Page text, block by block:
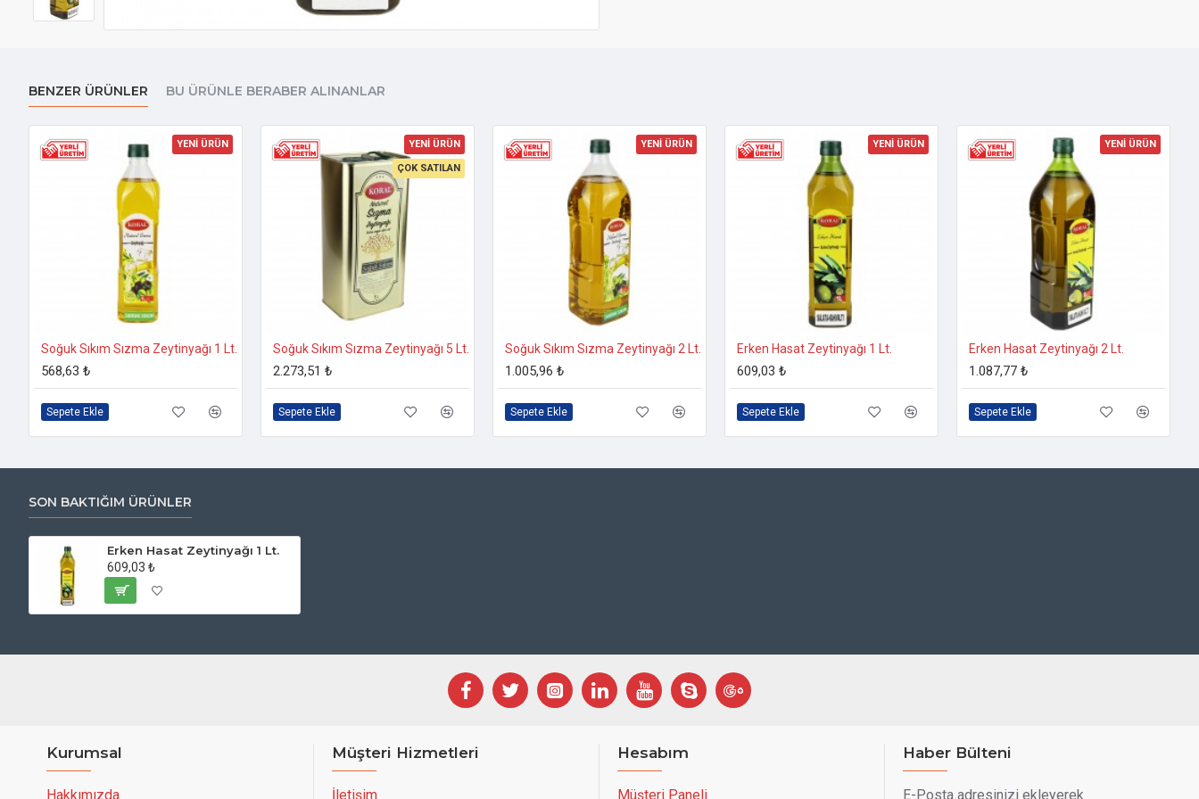
BENZER ÜRÜNLER BU ÜRÜNLE BERABER ALINANLAR
YENİ ÜRÜN
Soğuk Sıkım Sızma Zeytinyağı 1 Lt.
568,63 ₺
Sepete Ekle
YENİ ÜRÜN
ÇOK SATILAN
Soğuk Sıkım Sızma Zeytinyağı 5 Lt.
2.273,51 ₺
Sepete Ekle
YENİ ÜRÜN
Soğuk Sıkım Sızma Zeytinyağı 2 Lt.
1.005,96 ₺
Sepete Ekle
YENİ ÜRÜN
Erken Hasat Zeytinyağı 1 Lt.
609,03 ₺
Sepete Ekle
YENİ ÜRÜN
Erken Hasat Zeytinyağı 2 Lt.
1.087,77 ₺
Sepete Ekle
SON BAKTIĞIM ÜRÜNLER
Erken Hasat Zeytinyağı 1 Lt.
609,03 ₺
Kurumsal
Hakkımızda
Müşteri Hizmetleri
İletişim
Hesabım
Müşteri Paneli
Haber Bülteni
E-Posta adresinizi ekleyerek